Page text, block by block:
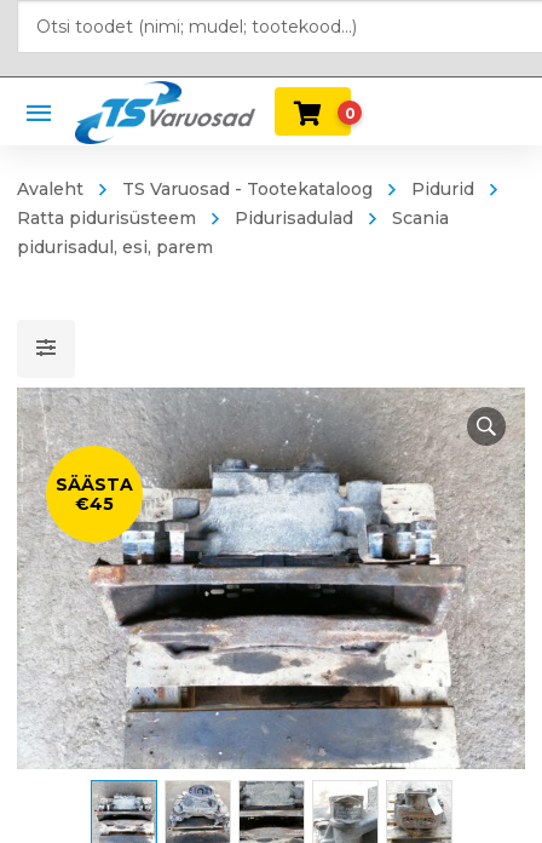
0
Avaleht TS Varuosad - Tootekataloog
Pidurid
Ratta pidurisüsteem
Pidurisadulad
Scania
pidurisadul, esi, parem
SÄÄSTA
€45